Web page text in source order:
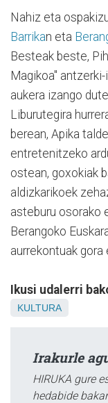
Nahiz eta
Barrikan eta
Besteak beste,
Magikoa"
aukera izango
Liburutegira
berean, Apika
entretenitzeko
ostean, goxokiak
aldizkarikoek
asteburu osorako
Berangoko
aurrekontuak gora
Ikusi udalerri
KULTURA
Irakurle
HIRUKA gure
hedabide